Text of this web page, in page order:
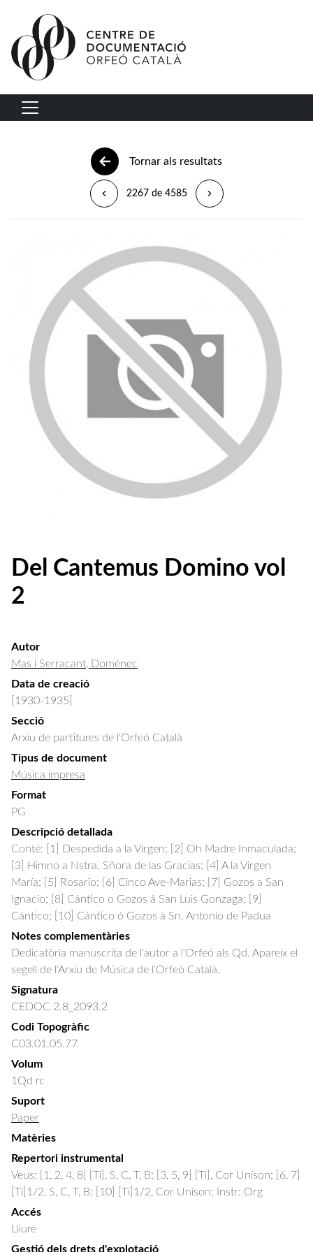
Vés al contingut
Navegació principal
Tornar als resultats
2267 de 4585
Del Cantemus Domino vol
2
Autor
Mas i Serracant, Domènec
Data de creació
[1930-1935]
Secció
Arxiu de partitures de l'Orfeó Català
Tipus de document
Música impresa
Format
PG
Descripció detallada
Conté: [1] Despedida a la Virgen; [2] Oh Madre Inmaculada;
[3] Himno a Nstra. Sñora de las Gracias; [4] A la Virgen
María; [5] Rosario; [6] Cinco Ave-Marias; [7] Gozos a San
Ignacio; [8] Cántico o Gozos á San Luis Gonzaga; [9]
Cántico; [10] Cántico ó Gozos á Sn. Antonio de Padua
Notes complementàries
Dedicatòria manuscrita de l'autor a l'Orfeó als Qd. Apareix el
segell de l'Arxiu de Música de l'Orfeó Català.
Signatura
CEDOC 2.8_2093.2
Codi Topogràfic
C03.01.05.77
Volum
1Qd rc
Suport
Paper
Matèries
Repertori instrumental
Veus: [1, 2, 4, 8] [Ti], S, C, T, B; [3, 5, 9] [Ti], Cor Uníson; [6, 7]
[Ti]1/2, S, C, T, B; [10] [Ti]1/2, Cor Uníson; Instr: Org
Accés
Lliure
Gestió dels drets d'explotació